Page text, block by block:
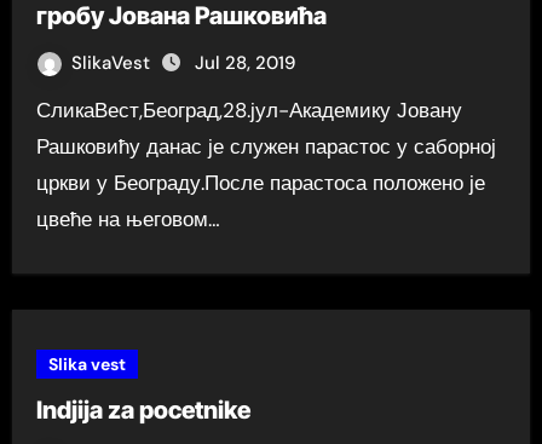
гробу Јована Рашковића
SlikaVest Jul 28, 2019
СликаВест,Београд,28.јул-Академику Јовану
Рашковићу данас је служен парастос у саборној
цркви у Београду.После парастоса положено је
цвеће на његовом…
Slika vest
Indjija za pocetnike